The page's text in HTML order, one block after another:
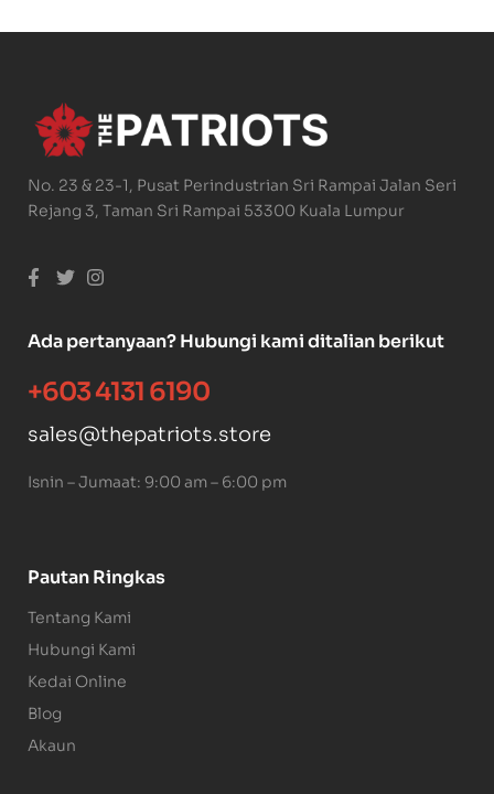
No. 23 & 23-1, Pusat Perindustrian Sri Rampai Jalan Seri
Rejang 3, Taman Sri Rampai 53300 Kuala Lumpur
Ada pertanyaan? Hubungi kami ditalian berikut
+603 4131 6190
sales@thepatriots.store
Isnin – Jumaat: 9:00 am – 6:00 pm
Pautan Ringkas
Tentang Kami
Hubungi Kami
Kedai Online
Blog
Akaun